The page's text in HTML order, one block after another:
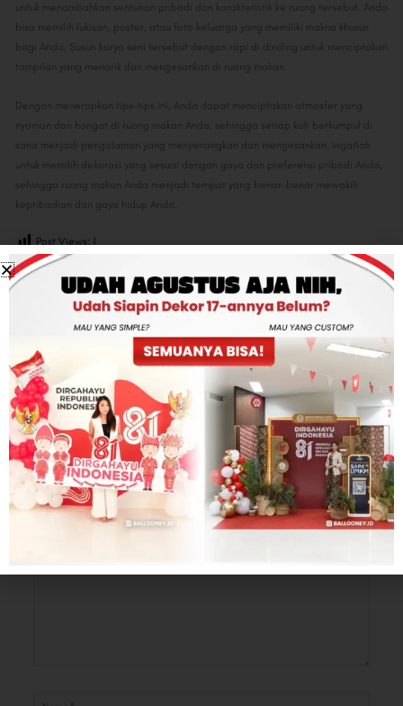
untuk menambahkan sentuhan pribadi dan karakteristik ke ruang tersebut. Anda
bisa memilih lukisan, poster, atau foto keluarga yang memiliki makna khusus
bagi Anda. Susun karya seni tersebut dengan rapi di dinding untuk menciptakan
tampilan yang menarik dan mengesankan di ruang makan.
Dengan menerapkan tips-tips ini, Anda dapat menciptakan atmosfer yang
nyaman dan hangat di ruang makan Anda, sehingga setiap kali berkumpul di
sana menjadi pengalaman yang menyenangkan dan mengesankan. Ingatlah
untuk memilih dekorasi yang sesuai dengan gaya dan preferensi pribadi Anda,
sehingga ruang makan Anda menjadi tempat yang benar-benar mewakili
kepribadian dan gaya hidup Anda.
Post Views: 1
Share:
Facebook Linkedin
Leave a Comment
Your email address will not be published. Required fields are marked*
Type
here..